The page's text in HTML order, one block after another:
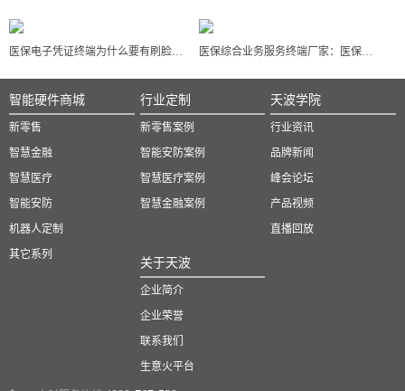
智能硬件商城
新零售
智慧金融
智慧医疗
智能安防
机器人定制
其它系列
行业定制
新零售案例
智能安防案例
智慧医疗案例
智慧金融案例
天波学院
行业资讯
品牌新闻
峰会论坛
产品视频
直播回放
关于天波
企业简介
企业荣誉
联系我们
生意火平台